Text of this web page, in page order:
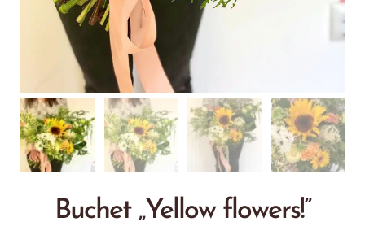
Buchet „Yellow flowers!”